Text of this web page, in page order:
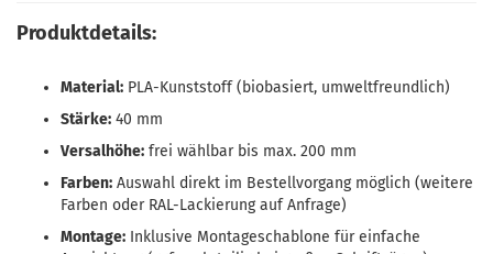
Produktdetails:
Material: PLA-Kunststoff (biobasiert, umweltfreundlich)
Stärke: 40 mm
Versalhöhe: frei wählbar bis max. 200 mm
Farben: Auswahl direkt im Bestellvorgang möglich (weitere
Farben oder RAL-Lackierung auf Anfrage)
Montage: Inklusive Montageschablone für einfache